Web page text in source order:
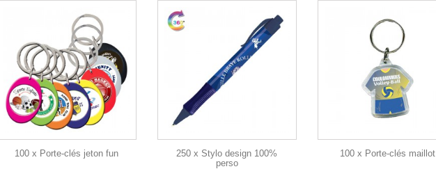
100 x Porte-clés jeton fun
250 x Stylo design 100%
perso
100 x Porte-clés maillot